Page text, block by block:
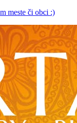
meste či obci :)